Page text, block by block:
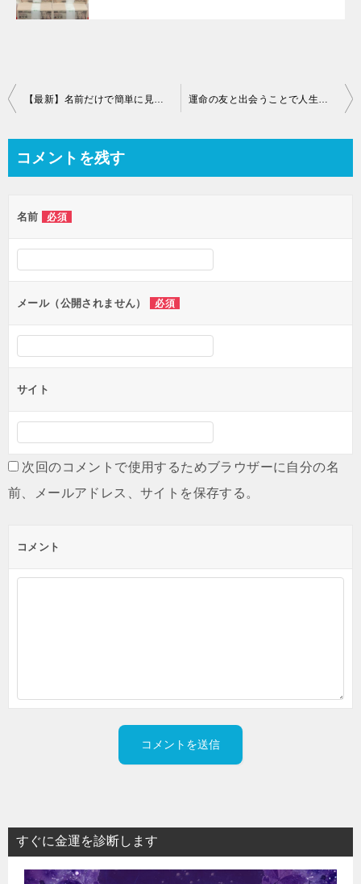
コメントを残す
名前 必須
メール（公開されません） 必須
サイト
次回のコメントで使用するためブラウザーに自分の名
前、メールアドレス、サイトを保存する。
コメント
すぐに金運を診断します